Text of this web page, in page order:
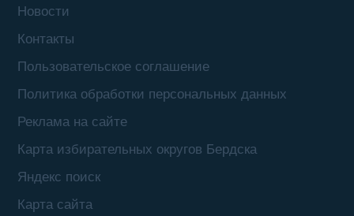
Новости
Контакты
Пользовательское соглашение
Политика обработки персональных данных
Реклама на сайте
Карта избирательных округов Бердска
Яндекс поиск
Карта сайта